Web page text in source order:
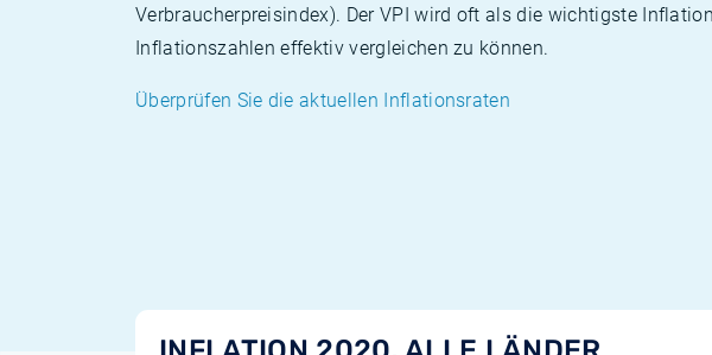
Verbraucherpreisindex). Der VPI wird oft als die wichtigste
Inflationszahlen effektiv vergleichen zu können.
Überprüfen Sie die aktuellen Inflationsraten